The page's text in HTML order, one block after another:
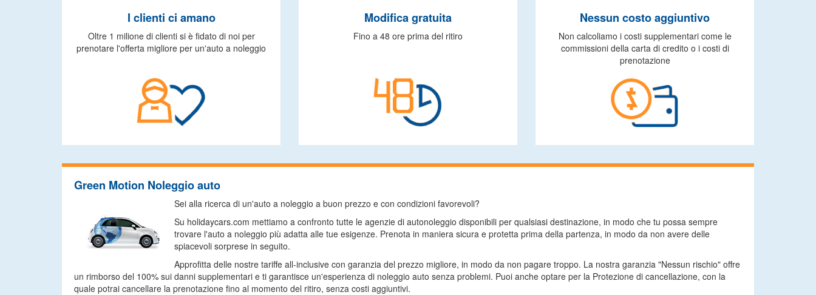
I clienti ci amano
Oltre 1 milione di clienti si è fidato di noi per
prenotare l'offerta migliore per un'auto a noleggio
Modifica gratuita
Fino a 48 ore prima del ritiro
Nessun costo aggiuntivo
Non calcoliamo i costi supplementari come le
commissioni della carta di credito o i costi di
prenotazione
Green Motion Noleggio auto
Sei alla ricerca di un'auto a noleggio a buon prezzo e con condizioni favorevoli?
Su holidaycars.com mettiamo a confronto tutte le agenzie di autonoleggio disponibili per qualsiasi destinazione, in modo che tu possa sempre
trovare l'auto a noleggio più adatta alle tue esigenze. Prenota in maniera sicura e protetta prima della partenza, in modo da non avere delle
spiacevoli sorprese in seguito.
Approfitta delle nostre tariffe all-inclusive con garanzia del prezzo migliore, in modo da non pagare troppo. La nostra garanzia "Nessun rischio" offre
un rimborso del 100% sui danni supplementari e ti garantisce un'esperienza di noleggio auto senza problemi. Puoi anche optare per la Protezione di cancellazione, con la
quale potrai cancellare la prenotazione fino al momento del ritiro, senza costi aggiuntivi.